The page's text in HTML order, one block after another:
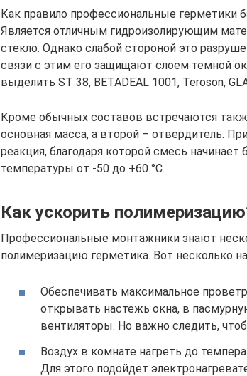
Как правило профессиональные герметики
Является отличным гидроизолирующим
стекло. Однако слабой стороной это
связи с этим его защищают слоем темной
выделить ST 38, BETADEAL 1001, Teroson,
Кроме обычных составов встречаются
основная масса, а второй – отвердитель.
реакция, благодаря которой смесь
температуры от -50 до +60 °C.
Как ускорить
Профессиональные монтажники знают
полимеризацию герметика. Вот несколько
Обеспечивать максимальное
открывать настежь окна, в
вентиляторы. Но важно следить,
Воздух в комнате нагреть до
Для этого подойдет